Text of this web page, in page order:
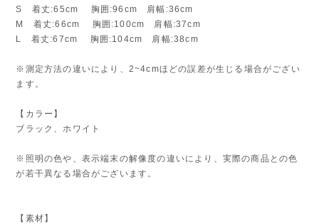
S 着丈:65cm 胸囲:96cm 肩幅:36cm
M 着丈:66cm 胸囲:100cm 肩幅:37cm
L 着丈:67cm 胸囲:104cm 肩幅:38cm
※測定方法の違いにより、2~4cmほどの誤差が生じる場合がござい
ます。
【カラー】
ブラック、ホワイト
※照明の色や、表示端末の解像度の違いにより、実際の商品との色
が若干異なる場合がございます。
【素材】